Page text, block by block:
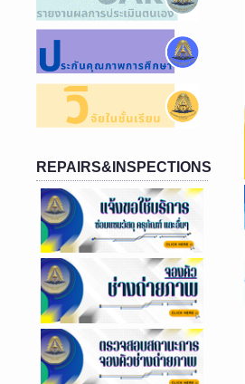
REPAIRS&INSPECTIONS